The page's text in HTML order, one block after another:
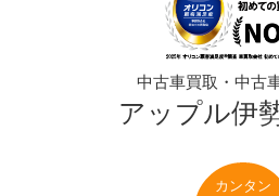
中古車買取・中古
アップル伊
カンタン